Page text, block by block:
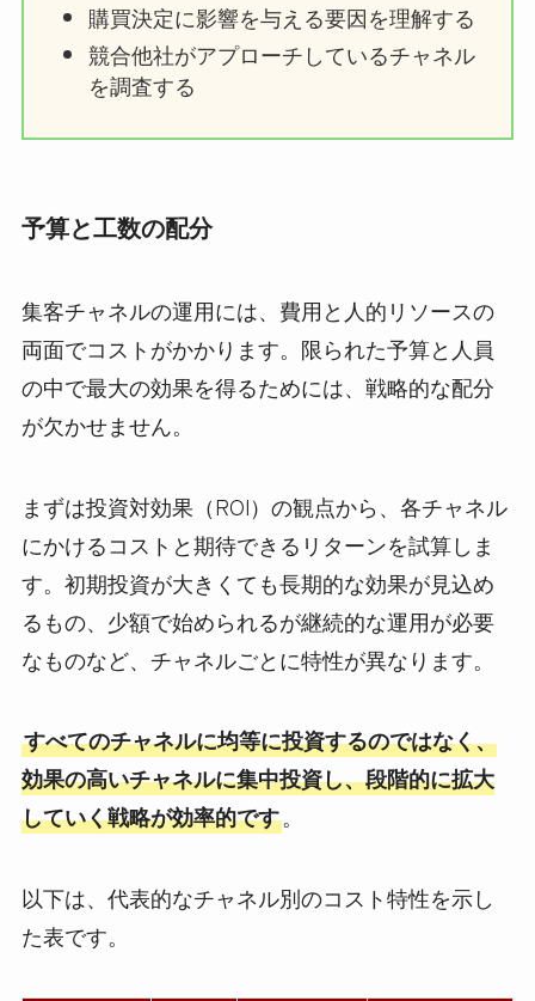
購買決定に影響を与える要因を理解する
競合他社がアプローチしているチャネル
を調査する
予算と工数の配分
集客チャネルの運用には、費用と人的リソースの
両面でコストがかかります。限られた予算と人員
の中で最大の効果を得るためには、戦略的な配分
が欠かせません。
まずは投資対効果（ROI）の観点から、各チャネル
にかけるコストと期待できるリターンを試算しま
す。初期投資が大きくても長期的な効果が見込め
るもの、少額で始められるが継続的な運用が必要
なものなど、チャネルごとに特性が異なります。
すべてのチャネルに均等に投資するのではなく、
効果の高いチャネルに集中投資し、段階的に拡大
していく戦略が効率的です。
以下は、代表的なチャネル別のコスト特性を示し
た表です。